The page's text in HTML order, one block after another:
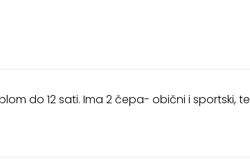
do 12 sati. Ima 2 čepa- obični i sportski,